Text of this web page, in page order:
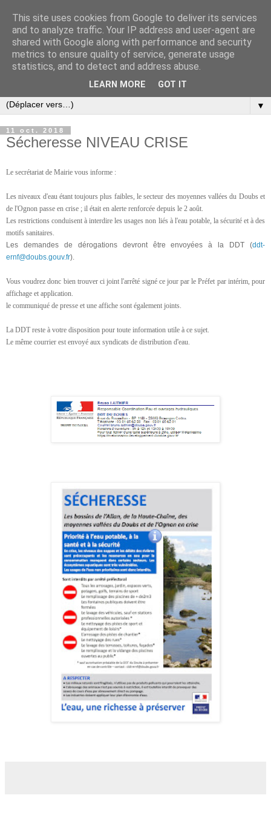
▼
11 oct. 2018
Sécheresse NIVEAU CRISE
Le secrétariat de Mairie vous informe :
Les niveaux d'eau étant toujours plus faibles, le secteur des moyennes vallées du Doubs et
de l'Ognon passe en crise ; il était en alerte renforcée depuis le 2 août.
Les restrictions conduisent à interdire les usages non liés à l'eau potable, la sécurité et à des
motifs sanitaires.
Les demandes de dérogations devront être envoyées à la DDT (ddt-
ernf@doubs.gouv.fr).
Vous voudrez donc bien trouver ci joint l'arrêté signé ce jour par le Préfet par intérim, pour
affichage et application.
le communiqué de presse et une affiche sont également joints.
La DDT reste à votre disposition pour toute information utile à ce sujet.
Le même courrier est envoyé aux syndicats de distribution d'eau.
This site uses cookies from Google to deliver its services
and to analyze traffic. Your IP address and user-agent are
shared with Google along with performance and security
metrics to ensure quality of service, generate usage
statistics, and to detect and address abuse.
LEARN MORE GOT IT